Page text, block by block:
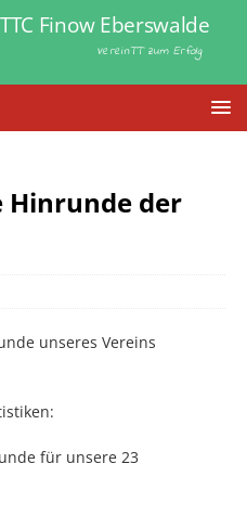
VereinTT zum Erfolg
TTC Finow Eberswalde
Hinrunde der
unseres Vereins
für unsere 23